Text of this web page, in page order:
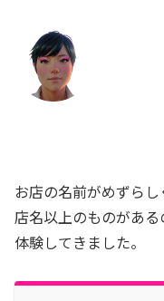
お店の名前がめずらし
店名以上のものがある
体験してきました。